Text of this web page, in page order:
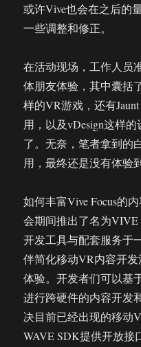
或许Vive也会在之后的
一些调整和修正。
在活动现场，工作人员
体朋友体验，其中囊括
样的VR游戏，还有
用，以及vDesign这样
了。无奈，笔者拿到的
用，最终还是没有体验
如何丰富Vive Focus的
会期间推出了名为
开发工具与配套服务于
伴简化移动VR内容开
体验。开发者们可以基
进行跨硬件的内容开发
决目前已经出现的移动
WAVE SDK提供开放接